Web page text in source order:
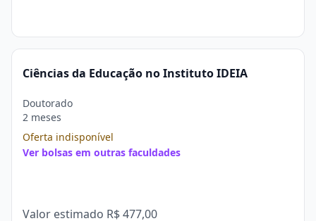
Ciências da Educação no Instituto IDEIA
Doutorado
2 meses
Oferta indisponível
Ver bolsas em outras faculdades
Valor estimado R$ 477,00